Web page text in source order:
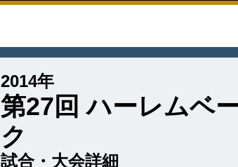
2014年
第27回 ハーレムベ
ク
試合・大会詳細